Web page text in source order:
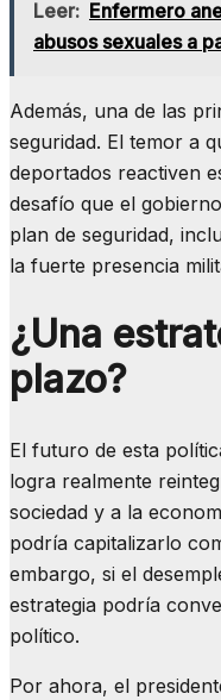
Leer: Enfermero
abusos sexuales a
Además, una de las
seguridad. El temor a
deportados reactiven
desafío que el
plan de seguridad,
la fuerte presencia
¿Una
plazo?
El futuro de esta
logra realmente
sociedad y a la
podría capitalizarlo
embargo, si el
estrategia podría
político.
Por ahora, el